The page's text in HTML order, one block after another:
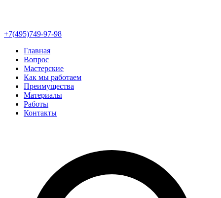
+7(495)749-97-98
Главная
Вопрос
Мастерские
Как мы работаем
Преимущества
Материалы
Работы
Контакты